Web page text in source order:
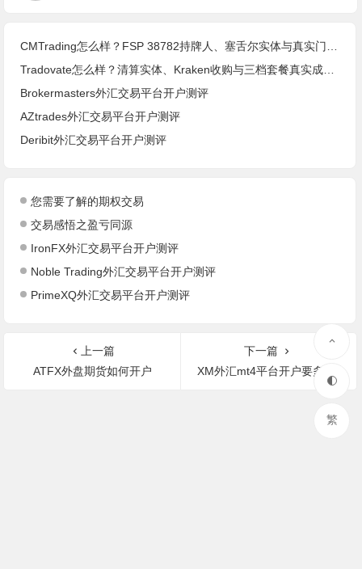
Brokermasters外汇交易平台开户测评
AZtrades外汇交易平台开户测评
Deribit外汇交易平台开户测评
您需要了解的期权交易
交易感悟之盈亏同源
IronFX外汇交易平台开户测评
Noble Trading外汇交易平台开户测评
PrimeXQ外汇交易平台开户测评
上一篇
ATFX外盘期货如何开户
下一篇
XM外汇mt4平台开户要多少钱
繁